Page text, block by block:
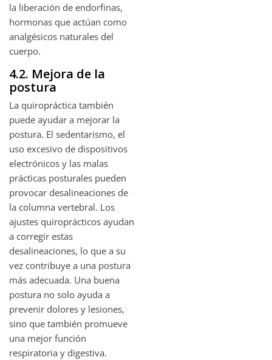
la liberación de endorfinas,
hormonas que actúan como
analgésicos naturales del
cuerpo.
4.2. Mejora de la
postura
La quiropráctica también
puede ayudar a mejorar la
postura. El sedentarismo, el
uso excesivo de dispositivos
electrónicos y las malas
prácticas posturales pueden
provocar desalineaciones de
la columna vertebral. Los
ajustes quiroprácticos ayudan
a corregir estas
desalineaciones, lo que a su
vez contribuye a una postura
más adecuada. Una buena
postura no solo ayuda a
prevenir dolores y lesiones,
sino que también promueve
una mejor función
respiratoria y digestiva.